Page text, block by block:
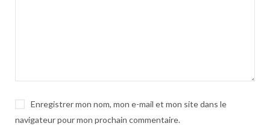
Enregistrer mon nom, mon e-mail et mon site dans le
navigateur pour mon prochain commentaire.